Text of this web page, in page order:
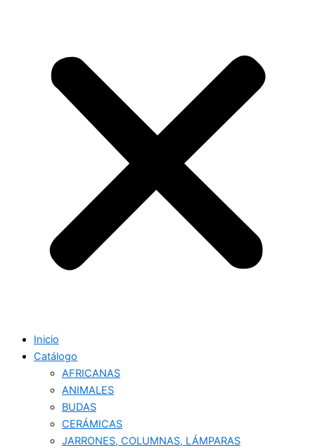
Inicio
Catálogo
AFRICANAS
ANIMALES
BUDAS
CERÁMICAS
JARRONES, COLUMNAS, LÁMPARAS